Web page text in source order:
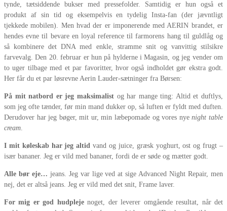
tynde, tætsiddende bukser med pressefolder. Samtidig er hun også et
produkt af sin tid og eksempelvis en tydelig Insta-fan (der jævntligt
tjekkede mobilen). Men hvad der er imponerende med AERIN brandet, er
hendes evne til bevare en loyal reference til farmorens hang til guldlåg og
så kombinere det DNA med enkle, stramme snit og vanvittig stilsikre
farvevalg. Den 20. februar er hun på hylderne i Magasin, og jeg vender om
to uger tilbage med et par favoritter, hvor også indholdet gør ekstra godt.
Her får du et par løsrevne Aerin Lauder-sætninger fra Børsen:
På mit natbord er jeg maksimalistog har mange ting: Altid et duftlys,
som jeg ofte tænder, før min mand dukker op, så luften er fyldt med duften.
Derudover har jeg bøger, mit ur, min læbepomade og vores nyenight table
cream.
I mit køleskab har jeg altid vand og juice, græsk yoghurt, ost og frugt –
især bananer. Jeg er vild med bananer, fordi de er søde og mætter godt.
Alle bør eje… jeans. Jeg var lige ved at sige Advanced Night Repair, men
nej, det er altså jeans. Jeg er vild med det snit, Frame laver.
For mig er god hudplejenoget, der leverer omgående resultat, når det